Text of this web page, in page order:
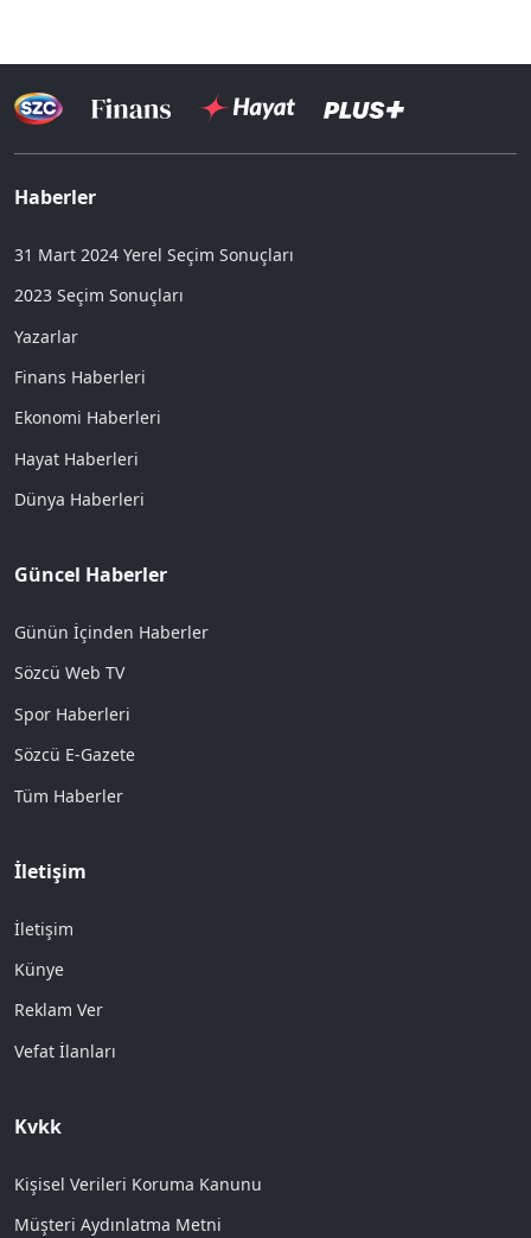
Haberler
31 Mart 2024 Yerel Seçim Sonuçları
2023 Seçim Sonuçları
Yazarlar
Finans Haberleri
Ekonomi Haberleri
Hayat Haberleri
Dünya Haberleri
Güncel Haberler
Günün İçinden Haberler
Sözcü Web TV
Spor Haberleri
Sözcü E-Gazete
Tüm Haberler
İletişim
İletişim
Künye
Reklam Ver
Vefat İlanları
Kvkk
Kişisel Verileri Koruma Kanunu
Müşteri Aydınlatma Metni